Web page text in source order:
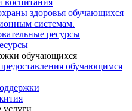
воспитания
здоровья обучающихся
системам.
ресурсы
обучающихся
обучающимся